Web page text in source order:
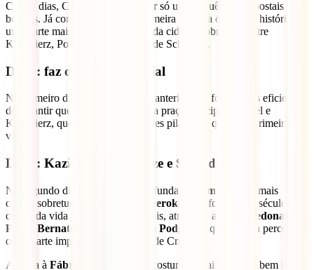
Com 2 dias, Cracóvia deixa de ser só uma sequência de postais
bonitos. Já consegues juntar à primeira camada do centro histórico
uma parte mais forte da memória da cidade, sobretudo entre
Kazimierz, Podgórze e a Fábrica de Schindler.
Dia 1: faz o roteiro essencial
No primeiro dia, mantém o plano anterior. É a forma mais eficiente
de garantir que não ficas sem ver a praça principal, Wawel e
Kazimierz, que são três dos grandes pilares de qualquer primeira
visita.
Dia 2: Kazimierz, Podgórze e Schindler
No segundo dia, vale a pena aprofundar Kazimierz
com mais
calma, sobretudo a zona da rua
Szeroka
, que foi durante séculos o
centro da vida judaica local. Depois, atravessa a
Ponte pedonal
Padre Bernatek
Podgórze
, que ajuda a perceber
outra parte importante da história de Cracóvia.
A visita à Fábrica de Schindler
costuma encaixar muito bem neste